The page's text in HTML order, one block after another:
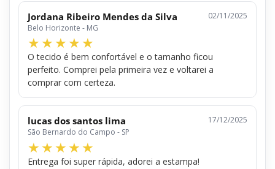
Jordana Ribeiro Mendes da Silva
Belo Horizonte - MG
02/11/2025
O tecido é bem confortável e o tamanho ficou
perfeito. Comprei pela primeira vez e voltarei a
comprar com certeza.
lucas dos santos lima
São Bernardo do Campo - SP
17/12/2025
Entrega foi super rápida, adorei a estampa!